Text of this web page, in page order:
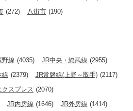
(272) 八街市 (190)
野線 (4035) JR中央・総武線 (2955)
線 (2379) JR常磐線(上野～取手) (2117)
スプレス (2070)
JR内房線 (1646) JR外房線 (1414)